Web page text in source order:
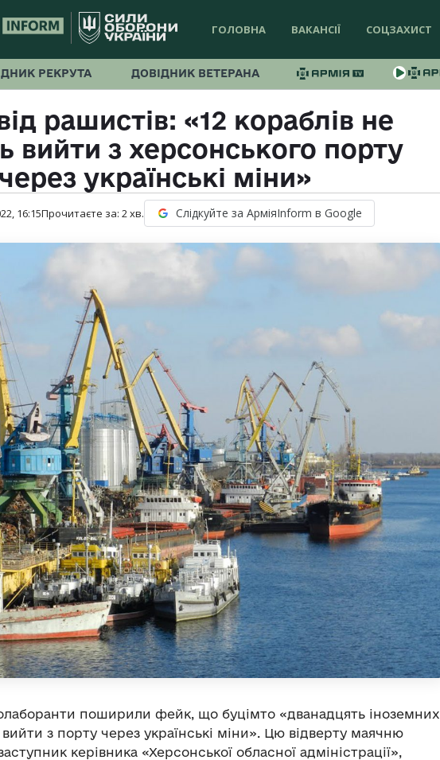
ГОЛОВНА ВАКАНСІЇ СОЦЗАХИСТ
РЕКРУТА ДОВІДНИК ВЕТЕРАНА
рашистів: «12 кораблів не
вийти з херсонського порту
через українські міни»
16:15Прочитаєте за: 2хв. Слідкуйте за АрміяInform в Google
поширили фейк, що буцімто «дванадцять іноземних
з порту через українські міни». Цю відверту маячню
керівника «Херсонської обласної адміністрації»,